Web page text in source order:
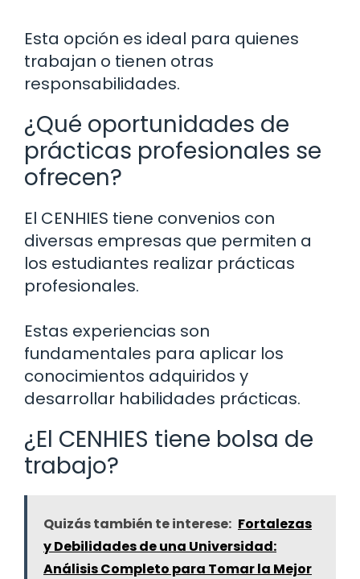
Esta opción es ideal para quienes
trabajan o tienen otras
responsabilidades.
¿Qué oportunidades de
prácticas profesionales se
ofrecen?
El CENHIES tiene convenios con
diversas empresas que permiten a
los estudiantes realizar prácticas
profesionales.
Estas experiencias son
fundamentales para aplicar los
conocimientos adquiridos y
desarrollar habilidades prácticas.
¿El CENHIES tiene bolsa de
trabajo?
Quizás también te interese: Fortalezas
y Debilidades de una Universidad:
Análisis Completo para Tomar la Mejor